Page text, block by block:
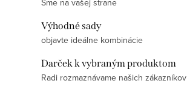
Sme na vašej strane
Výhodné sady
objavte ideálne kombinácie
Darček k vybraným produktom
Radi rozmaznávame našich zákazníkov